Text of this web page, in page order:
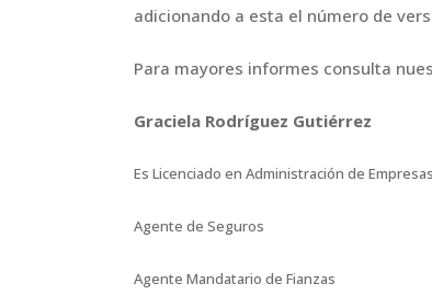
adicionando a esta el número de
Para mayores informes consulta
Graciela Rodríguez Gutiérrez
Es Licenciado en Administración de Empresas
Agente de Seguros
Agente Mandatario de Fianzas